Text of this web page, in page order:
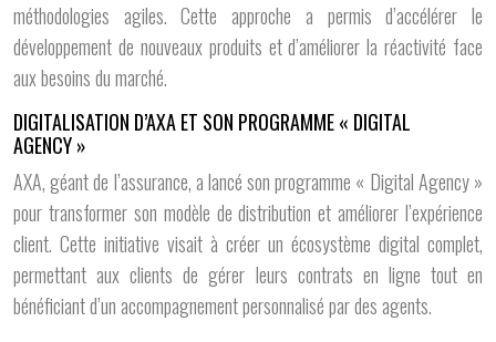
méthodologies agiles. Cette approche a permis d’accélérer le
développement de nouveaux produits et d’améliorer la réactivité face
aux besoins du marché.
DIGITALISATION D’AXA ET SON PROGRAMME « DIGITAL
AGENCY »
AXA, géant de l’assurance, a lancé son programme « Digital Agency »
pour transformer son modèle de distribution et améliorer l’expérience
client. Cette initiative visait à créer un écosystème digital complet,
permettant aux clients de gérer leurs contrats en ligne tout en
bénéficiant d’un accompagnement personnalisé par des agents.